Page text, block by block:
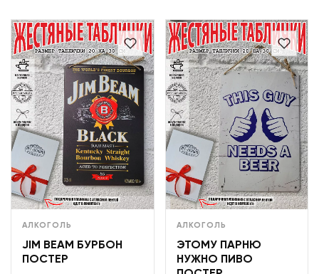
АЛКОГОЛЬ
JIM BEAM БУРБОН
ПОСТЕР
АЛКОГОЛЬ
ЭТОМУ ПАРНЮ
НУЖНО ПИВО